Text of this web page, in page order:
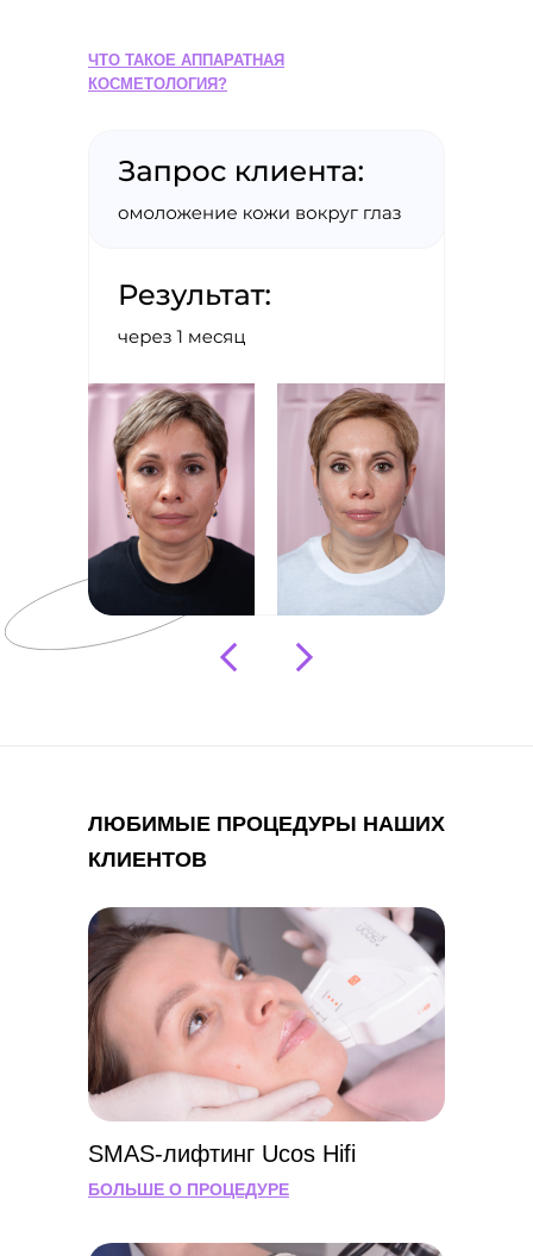
ЧТО ТАКОЕ АППАРАТНАЯ
КОСМЕТОЛОГИЯ?
ЛЮБИМЫЕ ПРОЦЕДУРЫ НАШИХ
КЛИЕНТОВ
БОЛЬШЕ О ПРОЦЕДУРЕ
SMAS-лифтинг Ucos Hifi